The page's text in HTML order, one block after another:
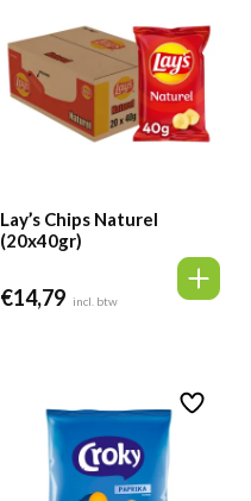
Lay’s Chips Naturel
(20x40gr)
€14,79 incl. btw